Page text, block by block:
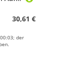
30,61 €
der